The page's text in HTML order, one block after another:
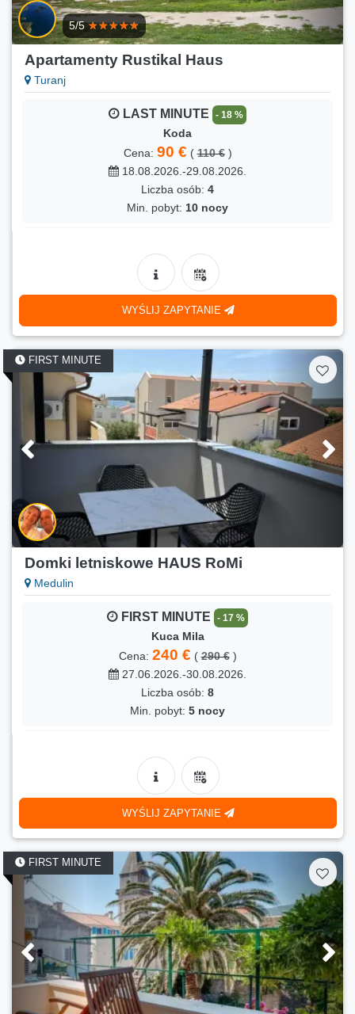
5/5
Apartamenty Rustikal Haus
Turanj
LAST MINUTE - 18 %
Koda
Cena: 90 € (110 €)
18.08.2026.-29.08.2026.
Liczba osób: 4
Min. pobyt: 10 nocy
Kuča Indira
Cena:90 € (110 €
18.08.2026.-29.08.2026.
Liczba osób:4
Min. pobyt:10 nocy
LAST MINUTE
Cena: 90 €(110 €)
18.08.2026.-29.08.2026.
Liczba osób:4
Min. pobyt:
10 nocy
LAST MINUTE - 18 %
Cena: 90 €(110 €)
Liczba osób:4
LAST MINUTE - 18 %
Grgo
Cena:90 €(110 €)
18.08.2026.-29.08.2026.
Liczba osób: 4
Min. pobyt: 10 nocy
WYŚLIJ ZAPYTANIE
FIRST MINUTE
Domki letniskowe HAUS RoMi
Medulin
FIRST MINUTE - 17 %
Kuca Mila
Cena: 240 € (290 €)
27.06.2026.-30.08.2026.
Liczba osób: 8
Min. pobyt: 5 nocy
Kuca Mila
Cena:
230 € (260 €
31.08.2026.-13.09.2026.
Liczba osób:8
Min. pobyt:5 nocy
FIRST MINUTE - 8 %
Lara
Cena:120 €(130 €)
31.08.2026.-13.09.2026.
Liczba osób:4
Min. pobyt:5 nocy
FIRST MINUTE - 36 %
WYŚLIJ ZAPYTANIE
FIRST MINUTE